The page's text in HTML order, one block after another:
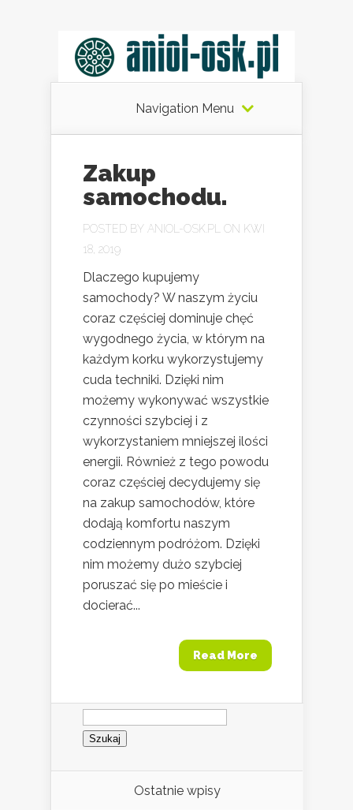
Navigation Menu
Zakup
samochodu.
POSTED BY ANIOL-OSK.PL
ON KWI
18, 2019
Dlaczego kupujemy
samochody? W naszym życiu
coraz częściej dominuje chęć
wygodnego życia, w którym na
każdym korku wykorzystujemy
cuda techniki. Dzięki nim
możemy wykonywać wszystkie
czynności szybciej i z
wykorzystaniem mniejszej ilości
energii. Również z tego powodu
coraz częściej decydujemy się
na zakup samochodów, które
dodają komfortu naszym
codziennym podróżom. Dzięki
nim możemy dużo szybciej
poruszać się po mieście i
docierać...
Read More
Szukaj:
Ostatnie wpisy